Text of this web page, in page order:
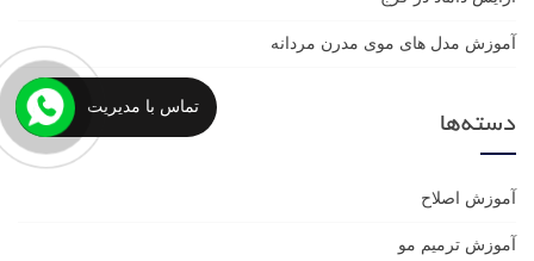
آموزش مدل های موی مدرن مردانه
دسته‌ها
آموزش اصلاح
آموزش ترمیم مو
تماس با مدیریت